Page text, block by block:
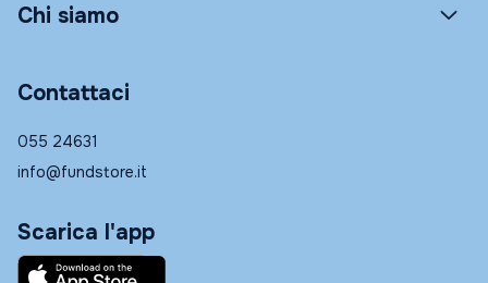
Chi siamo
Contattaci
055 24631
info@fundstore.it
Scarica l'app